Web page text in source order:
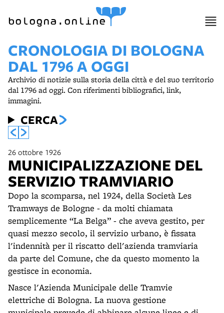
bologna.online
CRONOLOGIA DI BOLOGNA
DAL 1796 A OGGI
Archivio di notizie sulla storia della città e del suo territorio
dal 1796 ad oggi. Con riferimenti bibliografici, link,
immagini.
CERCA
26 ottobre 1926
MUNICIPALIZZAZIONE DEL
SERVIZIO TRAMVIARIO
Dopo la scomparsa, nel 1924, della Società Les
Tramways de Bologne - da molti chiamata
semplicemente “La Belga” - che aveva gestito, per
quasi mezzo secolo, il servizio urbano, è fissata
l'indennità per il riscatto dell'azienda tramviaria
da parte del Comune, che da questo momento la
gestisce in economia.
Nasce l'Azienda Municipale delle Tramvie
elettriche di Bologna. La nuova gestione